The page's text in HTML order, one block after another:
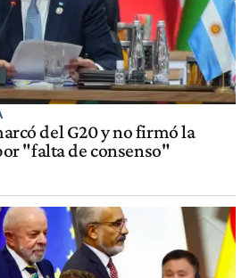
del G20 y no firmó la
"falta de consenso"